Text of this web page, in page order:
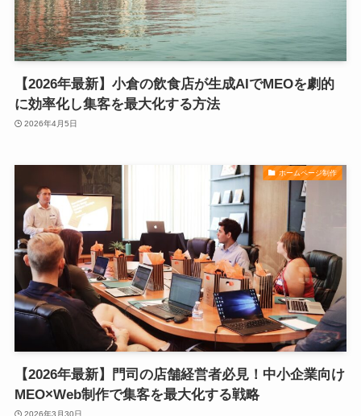
【2026年最新】小倉の飲食店が生成AIでMEOを劇的
に効率化し集客を最大化する方法
2026年4月5日
ホームページ制作
【2026年最新】門司の店舗経営者必見！中小企業向け
MEO×Web制作で集客を最大化する戦略
2026年3月30日